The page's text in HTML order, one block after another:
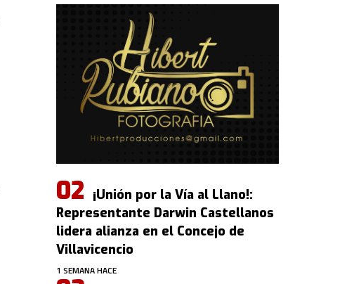
¡Unión por la Vía al Llano!:
Representante Darwin Castellanos
lidera alianza en el Concejo de
Villavicencio
1 SEMANA HACE